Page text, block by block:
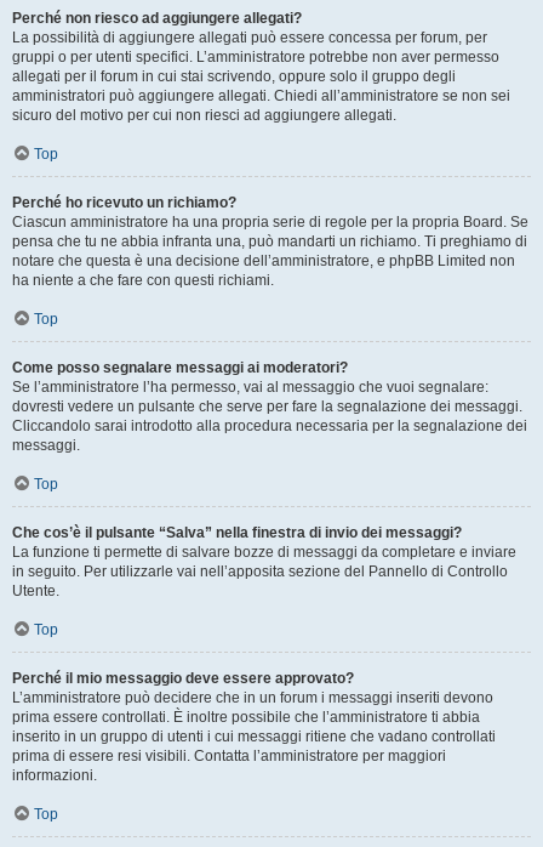
Perché non riesco ad aggiungere allegati?
La possibilità di aggiungere allegati può essere concessa per forum, per
gruppi o per utenti specifici. L’amministratore potrebbe non aver permesso
allegati per il forum in cui stai scrivendo, oppure solo il gruppo degli
amministratori può aggiungere allegati. Chiedi all’amministratore se non sei
sicuro del motivo per cui non riesci ad aggiungere allegati.
Top
Perché ho ricevuto un richiamo?
Ciascun amministratore ha una propria serie di regole per la propria Board. Se
pensa che tu ne abbia infranta una, può mandarti un richiamo. Ti preghiamo di
notare che questa è una decisione dell’amministratore, e phpBB Limited non
ha niente a che fare con questi richiami.
Top
Come posso segnalare messaggi ai moderatori?
Se l’amministratore l’ha permesso, vai al messaggio che vuoi segnalare:
dovresti vedere un pulsante che serve per fare la segnalazione dei messaggi.
Cliccandolo sarai introdotto alla procedura necessaria per la segnalazione dei
messaggi.
Top
Che cos’è il pulsante “Salva” nella finestra di invio dei messaggi?
La funzione ti permette di salvare bozze di messaggi da completare e inviare
in seguito. Per utilizzarle vai nell’apposita sezione del Pannello di Controllo
Utente.
Top
Perché il mio messaggio deve essere approvato?
L’amministratore può decidere che in un forum i messaggi inseriti devono
prima essere controllati. È inoltre possibile che l’amministratore ti abbia
inserito in un gruppo di utenti i cui messaggi ritiene che vadano controllati
prima di essere resi visibili. Contatta l’amministratore per maggiori
informazioni.
Top